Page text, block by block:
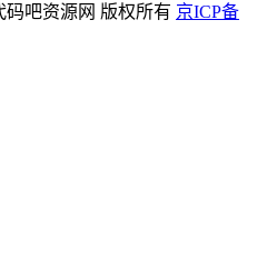
码吧资源网 版权所有 京ICP备